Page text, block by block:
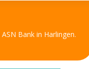
oor
Bij Peter
u aan het juiste adres.